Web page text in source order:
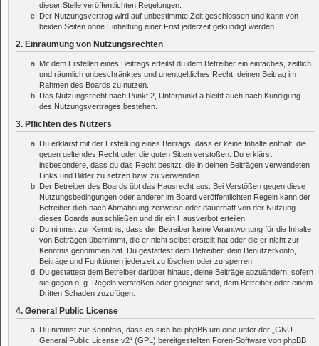
dieser Stelle veröffentlichten Regelungen.
Der Nutzungsvertrag wird auf unbestimmte Zeit geschlossen und kann von
beiden Seiten ohne Einhaltung einer Frist jederzeit gekündigt werden.
2. Einräumung von Nutzungsrechten
Mit dem Erstellen eines Beitrags erteilst du dem Betreiber ein einfaches, zeitlich
und räumlich unbeschränktes und unentgeltliches Recht, deinen Beitrag im
Rahmen des Boards zu nutzen.
Das Nutzungsrecht nach Punkt 2, Unterpunkt a bleibt auch nach Kündigung
des Nutzungsvertrages bestehen.
3. Pflichten des Nutzers
Du erklärst mit der Erstellung eines Beitrags, dass er keine Inhalte enthält, die
gegen geltendes Recht oder die guten Sitten verstoßen. Du erklärst
insbesondere, dass du das Recht besitzt, die in deinen Beiträgen verwendeten
Links und Bilder zu setzen bzw. zu verwenden.
Der Betreiber des Boards übt das Hausrecht aus. Bei Verstößen gegen diese
Nutzungsbedingungen oder anderer im Board veröffentlichten Regeln kann der
Betreiber dich nach Abmahnung zeitweise oder dauerhaft von der Nutzung
dieses Boards ausschließen und dir ein Hausverbot erteilen.
Du nimmst zur Kenntnis, dass der Betreiber keine Verantwortung für die Inhalte
von Beiträgen übernimmt, die er nicht selbst erstellt hat oder die er nicht zur
Kenntnis genommen hat. Du gestattest dem Betreiber, dein Benutzerkonto,
Beiträge und Funktionen jederzeit zu löschen oder zu sperren.
Du gestattest dem Betreiber darüber hinaus, deine Beiträge abzuändern, sofern
sie gegen o. g. Regeln verstoßen oder geeignet sind, dem Betreiber oder einem
Dritten Schaden zuzufügen.
4. General Public License
Du nimmst zur Kenntnis, dass es sich bei phpBB um eine unter der „ GNU
General Public License v2“ (GPL) bereitgestellten Foren-Software von phpBB